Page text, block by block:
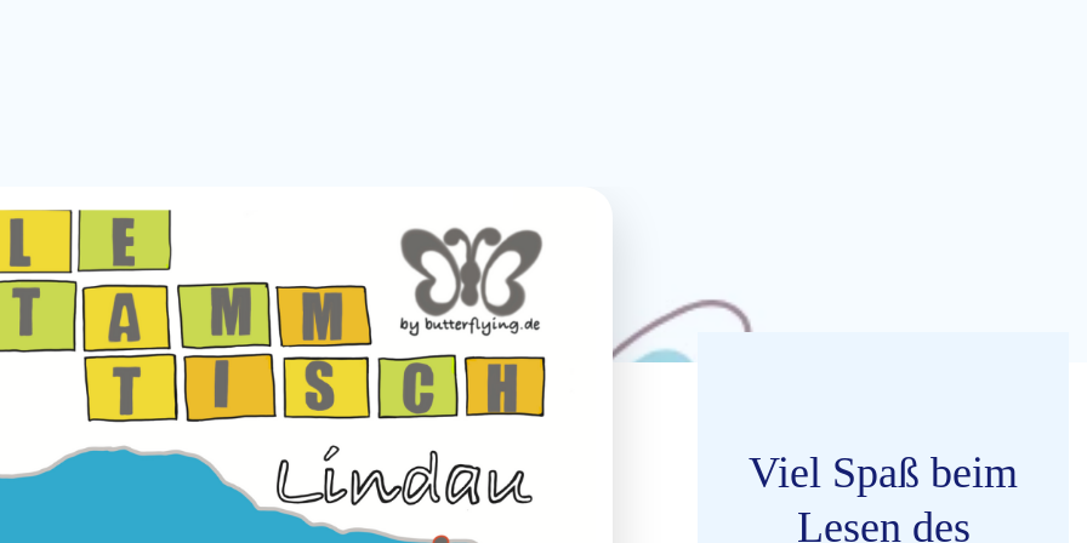
Viel Spaß beim
Lesen des